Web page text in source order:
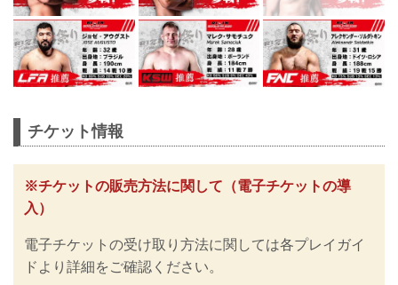
チケット情報
※チケットの販売方法に関して（電子チケットの導
入）
電子チケットの受け取り方法に関しては各プレイガイ
ドより詳細をご確認ください。